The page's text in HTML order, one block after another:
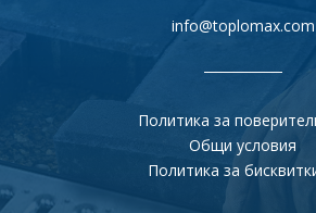
info@toplomax.com
Политика за
Общи условия
Политика за